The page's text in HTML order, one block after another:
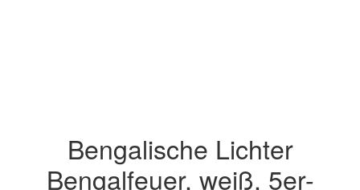
Bengalische Lichter
Bengalfeuer, weiß, 5er-